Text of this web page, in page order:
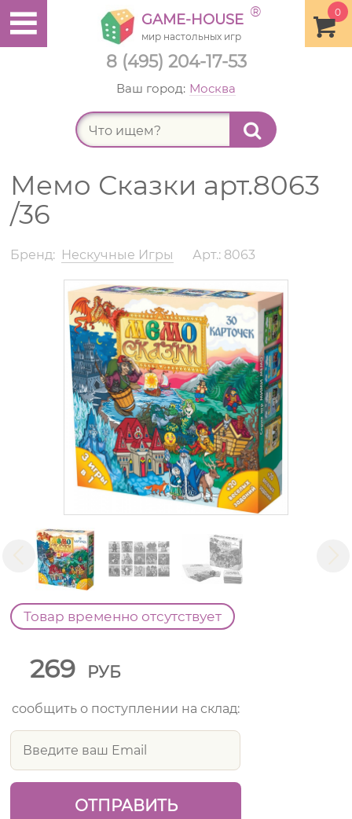
8 (495) 204-17-53
0
GAME-HOUSE ®
мир настольных игр
Ваш город: Москва
Мемо Сказки арт.8063
/36
Бренд: Нескучные Игры Арт.: 8063
Товар временно отсутствует
269 РУБ
сообщить о поступлении на склад: